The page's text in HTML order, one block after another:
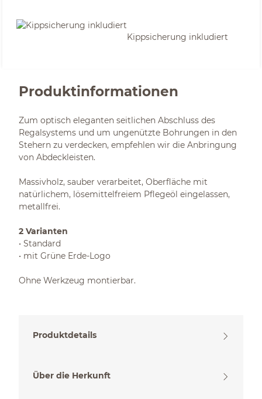
Kippsicherung inkludiert
Produktinformationen
Zum optisch eleganten seitlichen Abschluss des
Regalsystems und um ungenützte Bohrungen in den
Stehern zu verdecken, empfehlen wir die Anbringung
von Abdeckleisten.
Massivholz, sauber verarbeitet, Oberfläche mit
natürlichem, lösemittelfreiem Pflegeöl eingelassen,
metallfrei.
2 Varianten
• Standard
• mit Grüne Erde-Logo
Ohne Werkzeug montierbar.
Produktdetails
Über die Herkunft